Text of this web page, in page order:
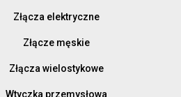
Złącza elektryczne
Złącze męskie
Złącza wielostykowe
Wtyczka przemysłowa